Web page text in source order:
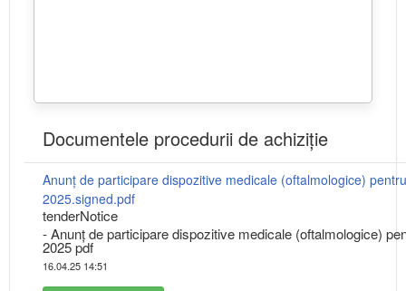
Documentele procedurii de achiziție
Anunț de participare dispozitive medicale (oftalmologice)
2025.signed.pdf
tenderNotice
- Anunț de participare dispozitive medicale (oftalmologice)
2025 pdf
16.04.25 14:51